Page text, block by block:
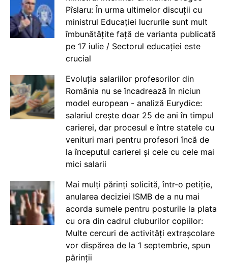
Pîslaru: În urma ultimelor discuții cu
ministrul Educației lucrurile sunt mult
îmbunătățite față de varianta publicată
pe 17 iulie / Sectorul educației este
crucial
Evoluția salariilor profesorilor din
România nu se încadrează în niciun
model european - analiză Eurydice:
salariul crește doar 25 de ani în timpul
carierei, dar procesul e între statele cu
venituri mari pentru profesori încă de
la începutul carierei și cele cu cele mai
mici salarii
Mai mulți părinți solicită, într-o petiție,
anularea deciziei ISMB de a nu mai
acorda sumele pentru posturile la plata
cu ora din cadrul cluburilor copiilor:
Multe cercuri de activități extrașcolare
vor dispărea de la 1 septembrie, spun
părinții